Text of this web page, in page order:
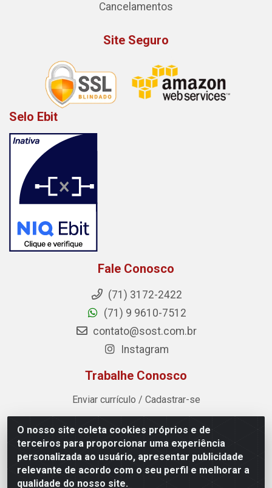
O nosso site coleta cookies próprios e de
terceiros para proporcionar uma experiência
personalizada ao usuário, apresentar publicidade
relevante de acordo com o seu perfil e melhorar a
qualidade do nosso site.
Cancelamentos
Site Seguro
Selo Ebit
Fale Conosco
(71) 3172-2422
(71) 9 9610-7512
contato@sost.com.br
Instagram
Trabalhe Conosco
Enviar currículo / Cadastrar-se
Sost Distribuidora - Rua Cândido Rissut, 254 - Recreio
Ipitanga, Lauro de Freitas/BA - CEP 42.700-590 - CNPJ
07.041.307/0001-80